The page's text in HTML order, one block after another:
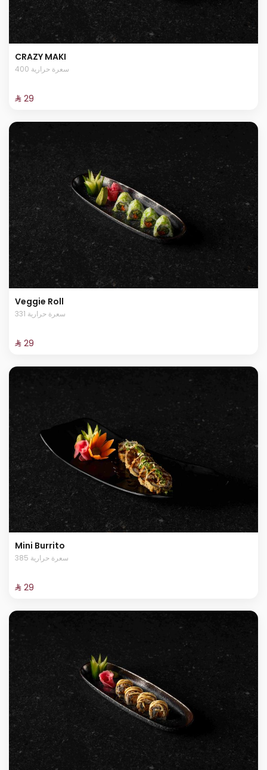
CRAZY MAKI
400 سعرة حرارية
⁨⁦‪‬ 29⁩
Veggie Roll
331 سعرة حرارية
⁨⁦‪‬ 29⁩
Mini Burrito
385 سعرة حرارية
⁨⁦‪‬ 29⁩